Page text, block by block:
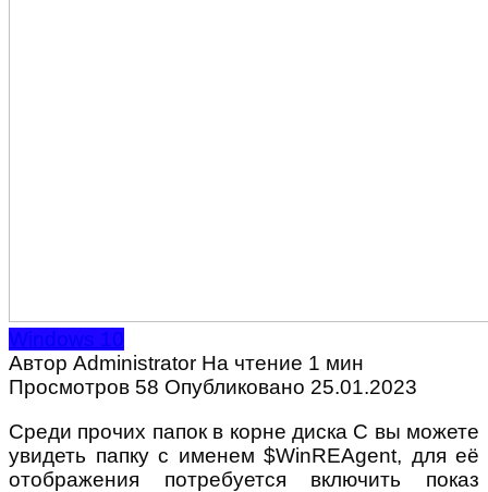
Windows 10
Автор Administrator На чтение 1 мин
Просмотров 58 Опубликовано 25.01.2023
Среди прочих папок в корне диска C вы можете
увидеть папку с именем $WinREAgent, для её
отображения потребуется включить показ